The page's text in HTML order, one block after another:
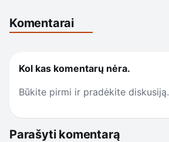
Komentarai
Kol kas komentarų nėra.
Būkite pirmi ir pradėkite diskusiją.
Parašyti komentarą